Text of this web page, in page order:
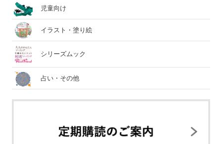
児童向け
イラスト・塗り絵
シリーズムック
占い・その他